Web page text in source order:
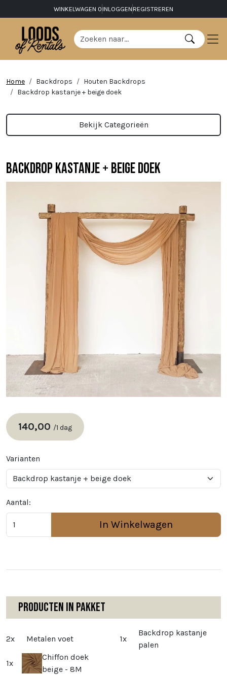
WINKELWAGEN 0 INLOGGEN REGISTREREN
Home Backdrops
Houten Backdrops
Backdrop kastanje + beige doek
Bekijk Categorieën
Backdrop kastanje + beige doek
140,00 /1 dag
Varianten
Aantal:
In Winkelwagen
Producten in pakket
2x Metalen voet 1x
Backdrop kastanje
palen
1x
Chiffon doek
beige - 8M